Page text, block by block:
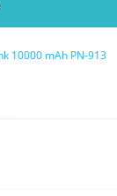
10000 mAh PN-913